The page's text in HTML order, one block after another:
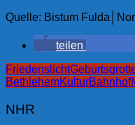
Quelle: Bistum
teilen
Friedenslicht
BethlehemKulturBahnhof
NHR